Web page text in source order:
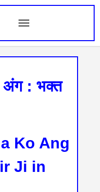
अंग : भक्त
Ko Ang
Ji in